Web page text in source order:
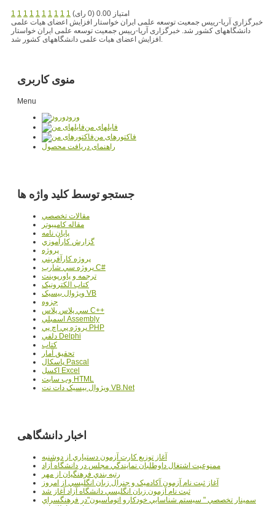
1 1 1 1 1 1 1 1 1 1
امتیاز 0.00 (0 رای)
خبرگزاری آریا-رییس جمعیت توسعه علمی ایران خواستار افزایش اعضای هیات علمی
دانشگاههای کشور شد. خبرگزاری آریا-رییس جمعیت توسعه علمی ایران خواستار
افزایش اعضای هیات علمی دانشگاههای کشور شد.
منوی کاربری
Menu
ورود
فایلهای من
فاکتورهای من
راهنمای دریافت محصول
جستجو توسط کلید واژه ها
مقالات تخصصي
مقاله کامپیوتر
پایان نامه
گزارش کارآموزي
پروژه
پروژه کارآفريني
پروژه سي شارپ C#
ترجمه و پاورپوينت
کتاب الکترونيک
ويژوال بيسيک VB
جزوه
سي پلاس پلاس C++
اسمبلي Assembly
پروژه پي اچ پي PHP
دلفي Delphi
کتاب
تحقيق آمار
پاسکال Pascal
اکسل Excel
وب سايت HTML
ويژوال بيسيک دات نت VB.Net
اخبار دانشگاهی
آغاز توزيع کارت آزمون دستياري از دوشنبه
ممنوعيت اشتغال داوطلبان نمايندگي مجلس در دانشگاه آزاد
رتبه بندي فرهنگيان از مهر
آغاز ثبت نام آزمون آکادميک و جنرال زبان انگليسي از امروز
ثبت نام آزمون زبان انگليسي دانشگاه آزاد آغاز شد
سمينار تخصصي " سيستم شناسايي خودکارو اتوماسيون"در فرهنگسراي